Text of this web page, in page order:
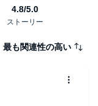
最も関連性の高い